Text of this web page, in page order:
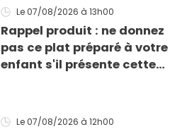
Le 07/08/2026 à 13h00
Rappel produit : ne donnez
pas ce plat préparé à votre
enfant s'il présente cette
Le 07/08/2026 à 12h00